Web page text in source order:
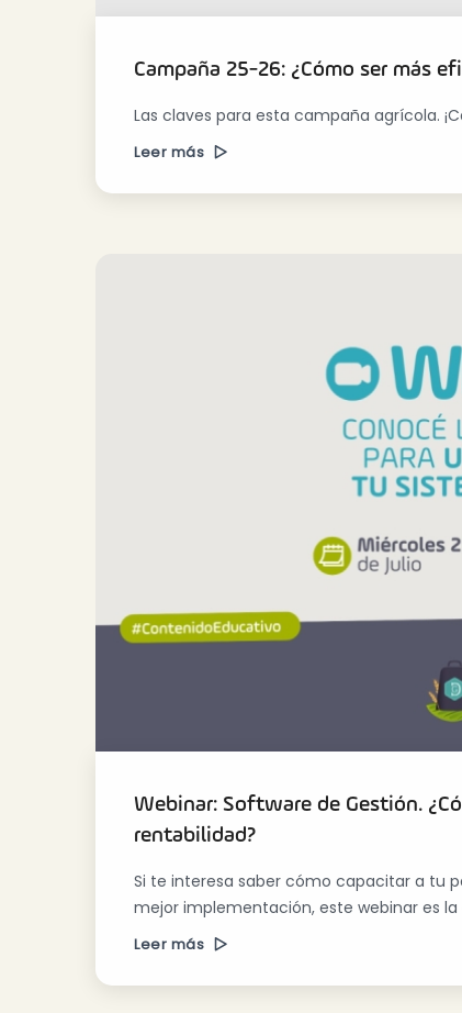
Campaña 25-26: ¿Cómo ser más
Las claves para esta campaña agrícola.
Leer más
Webinar: Software de Gestión.
rentabilidad?
Si te interesa saber cómo capacitar a tu
mejor implementación, este webinar es
Leer más